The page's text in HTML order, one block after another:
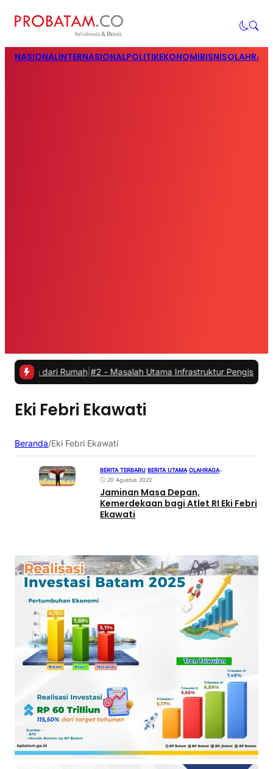
NASIONALINTERNASIONALPOLITIKEKONOMIBISNIS
dari Rumah|#2 -Masalah Utama Infrastruktur Pengisian Daya
Eki Febri Ekawati
Beranda/Eki Febri Ekawati
BERITA TERBARU BERITA UTAMA OLAHRAGA•
20 Agustus 2022
Jaminan Masa Depan,
Kemerdekaan bagi Atlet RI Eki Febri
Ekawati